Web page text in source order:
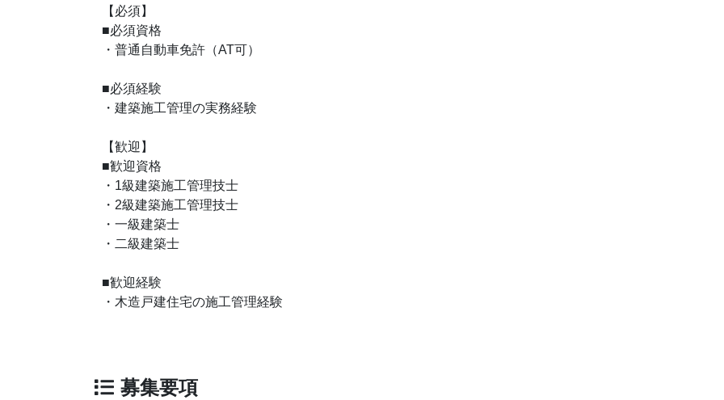
【必須】
■必須資格
・普通自動車免許（AT可）
■必須経験
・建築施工管理の実務経験
【歓迎】
■歓迎資格
・1級建築施工管理技士
・2級建築施工管理技士
・一級建築士
・二級建築士
■歓迎経験
・木造戸建住宅の施工管理経験
募集要項